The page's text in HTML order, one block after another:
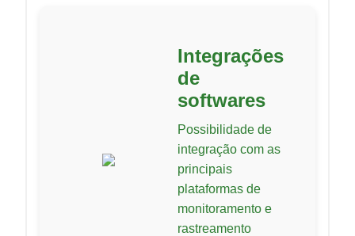
Integrações
de
softwares
Possibilidade de
integração com as
principais
plataformas de
monitoramento e
rastreamento